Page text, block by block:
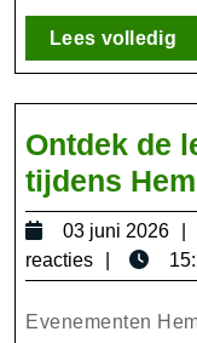
Lees volledig
Ontdek de
tijdens
03 juni 2026
reacties
Evenementen